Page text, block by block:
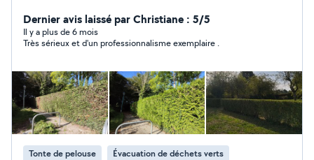
débarrasser vos caves garages, combles, greniers.
Dernier avis laissé par Christiane : 5/5
Il y a plus de 6 mois
Très sérieux et d'un professionnalisme exemplaire .
Tonte de pelouse Évacuation de déchets verts